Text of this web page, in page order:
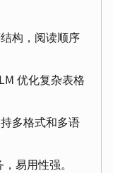
构，阅读顺序
优化复杂表格
多格式和多语
易用性强。